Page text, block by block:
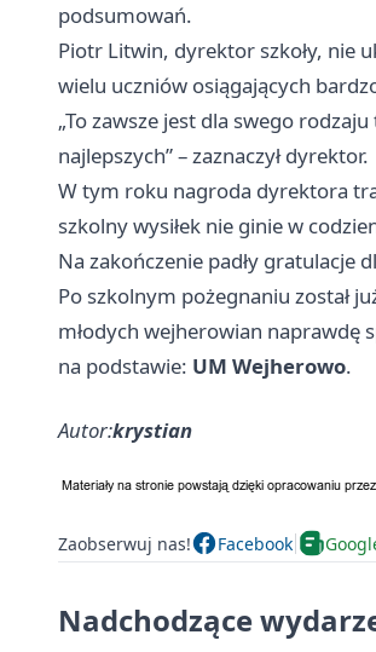
podsumowań.
Piotr Litwin, dyrektor szkoły, nie
wielu uczniów osiągających
„To zawsze jest dla swego
najlepszych” – zaznaczył dyrektor.
W tym roku nagroda dyrektora
szkolny wysiłek nie ginie w
Na zakończenie padły gratulacje
Po szkolnym pożegnaniu został
młodych wejherowian naprawdę
na podstawie: UM Wejherowo.
Autor:krystian
Zaobserwuj nas! Facebook
Nadchodzące